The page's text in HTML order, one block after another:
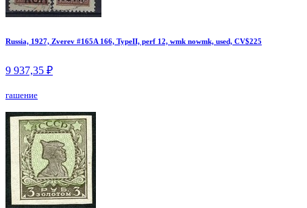
Russia, 1927, Zverev #165A 166, TypeII, perf 12, wmk nowmk, used, CV$225
9 937,35 ₽
гашение